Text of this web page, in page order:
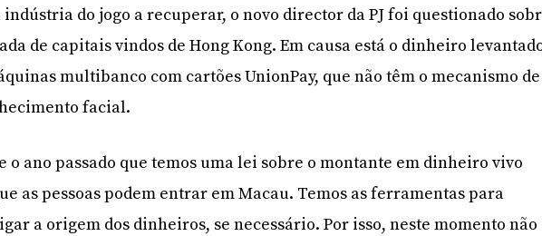
indústria do jogo a recuperar, o novo director da PJ foi questionado
de capitais vindos de Hong Kong. Em causa está o dinheiro
multibanco com cartões UnionPay, que não têm o mecanismo de
facial.
o ano passado que temos uma lei sobre o montante em dinheiro vivo
as pessoas podem entrar em Macau. Temos as ferramentas para
a origem dos dinheiros, se necessário. Por isso, neste momento não